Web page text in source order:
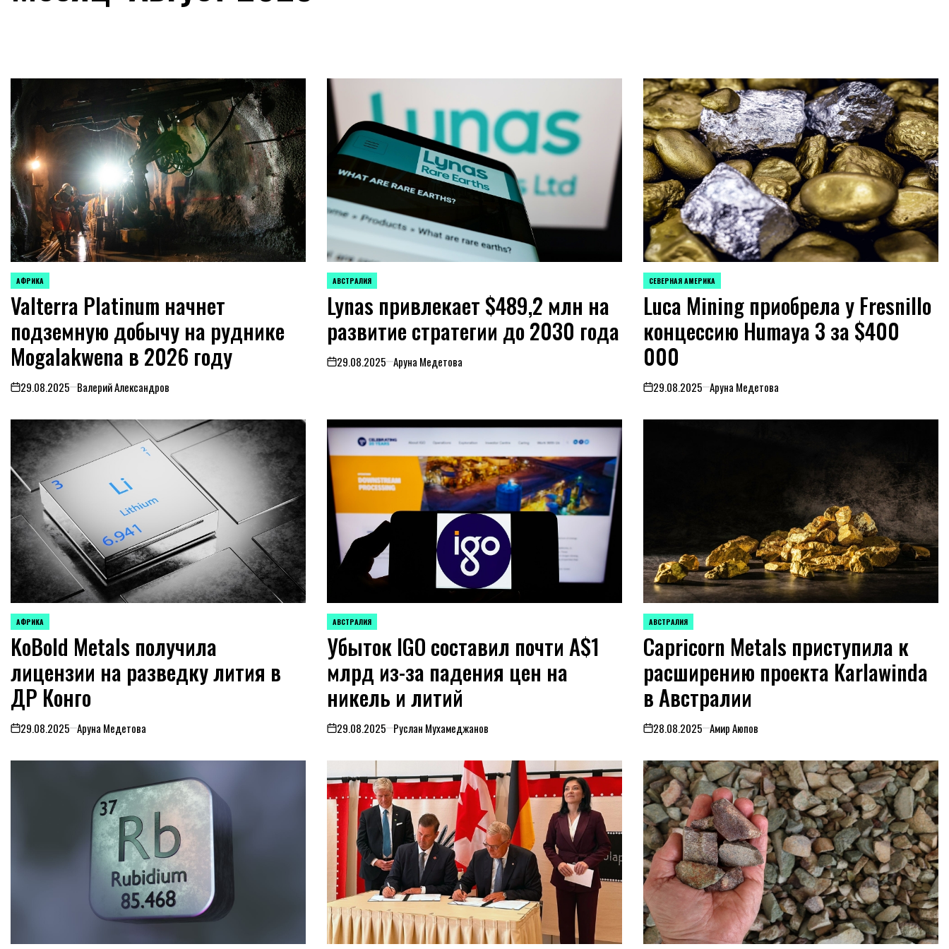
ОПУБЛИКОВАНО
В
АФРИКА
Valterra Platinum начнет
подземную добычу на руднике
Mogalakwena в 2026 году
on29.08.2025 Валерий Александров
ОПУБЛИКОВАНО
В
АВСТРАЛИЯ
Lynas привлекает $489,2 млн на
развитие стратегии до 2030 года
on29.08.2025 Аруна Медетова
ОПУБЛИКОВАНО
В
СЕВЕРНАЯ АМЕРИКА
Luca Mining приобрела у Fresnillo
концессию Humaya 3 за $400
000
on29.08.2025 Аруна Медетова
ОПУБЛИКОВАНО
В
АФРИКА
KoBold Metals получила
лицензии на разведку лития в
ДР Конго
on29.08.2025 Аруна Медетова
ОПУБЛИКОВАНО
В
АВСТРАЛИЯ
Убыток IGO составил почти A$1
млрд из-за падения цен на
никель и литий
on29.08.2025 Руслан Мухамеджанов
ОПУБЛИКОВАНО
В
АВСТРАЛИЯ
Capricorn Metals приступила к
расширению проекта Karlawinda
в Австралии
on28.08.2025 Амир Аюпов